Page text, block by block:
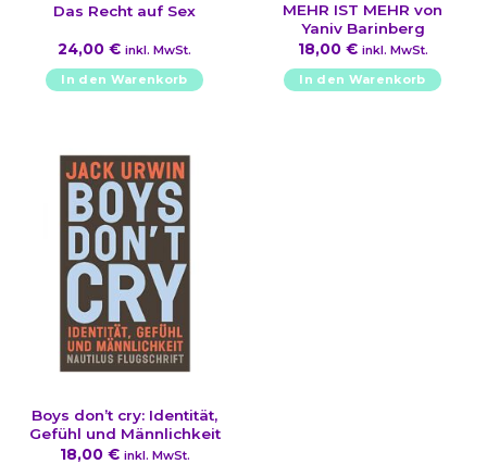
Das Recht auf Sex
24,00 € inkl. MwSt.
In den Warenkorb
MEHR IST MEHR von
Yaniv Barinberg
18,00 € inkl. MwSt.
In den Warenkorb
Boys don’t cry: Identität,
Gefühl und Männlichkeit
18,00 € inkl. MwSt.